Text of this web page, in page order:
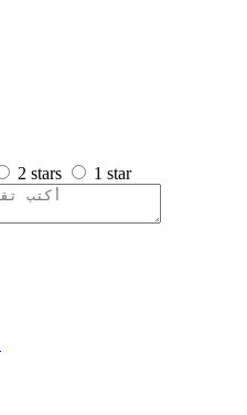
2 stars 1 star